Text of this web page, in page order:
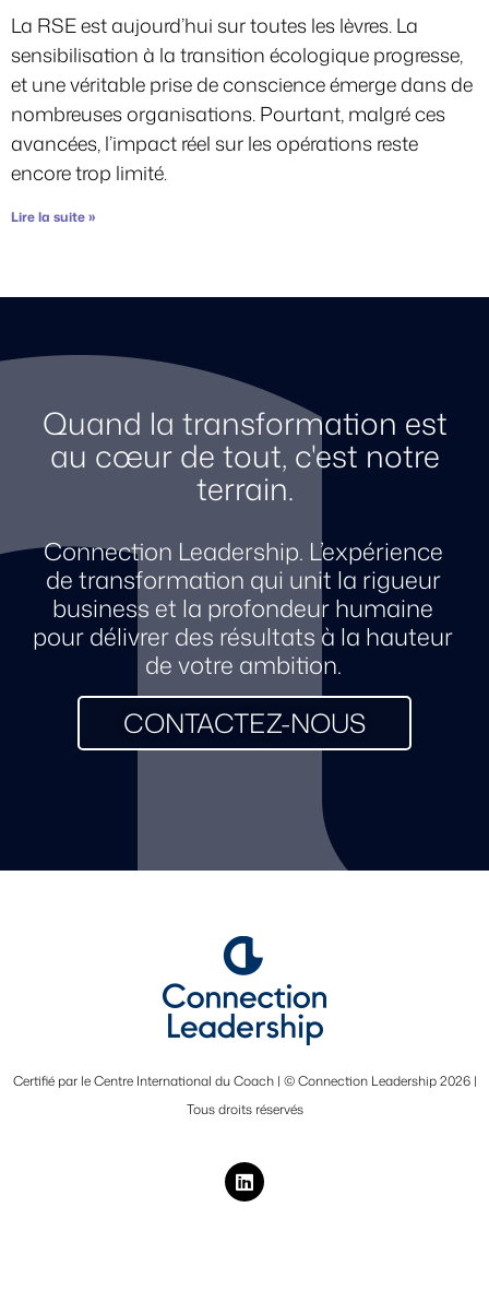
La RSE est aujourd’hui sur toutes les lèvres. La
sensibilisation à la transition écologique progresse,
et une véritable prise de conscience émerge dans de
nombreuses organisations. Pourtant, malgré ces
avancées, l’impact réel sur les opérations reste
encore trop limité.
Lire la suite »
Quand la transformation est
au cœur de tout, c'est notre
terrain.
Connection Leadership. L’expérience
de transformation qui unit la rigueur
business et la profondeur humaine
pour délivrer des résultats à la hauteur
de votre ambition.
CONTACTEZ-NOUS
Certifié par le Centre International du Coach | © Connection Leadership 2026 |
Tous droits réservés